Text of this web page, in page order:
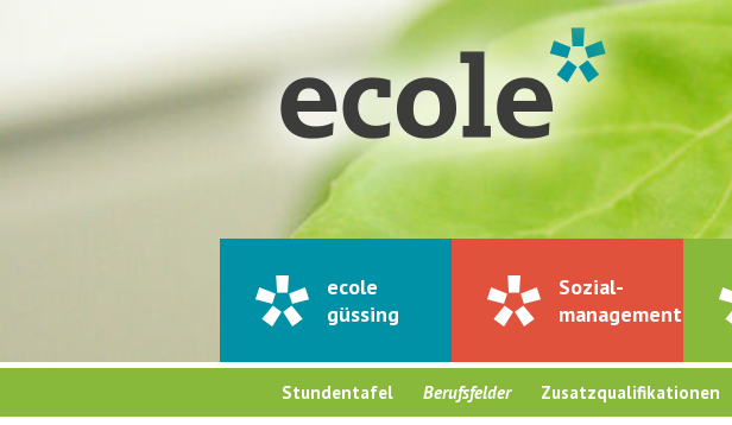
ecole
güssing
Sozial-
management
Stundentafel Berufsfelder Zusatzqualifikationen